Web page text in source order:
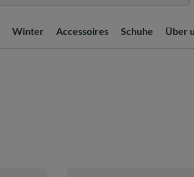
Winter Accessoires Schuhe Über